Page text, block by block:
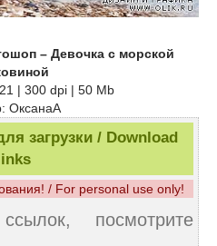
– Девочка с морской
| 300 dpi | 50 Mb
ОксанаА
загрузки / Download
links
/ For personal use only!
посмотрите